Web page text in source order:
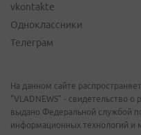
vkontakte
Одноклассники
Телеграм
На данном сайте
"VLADNEWS" - свидетельство
выдано Федеральной службой
информационных технологий и